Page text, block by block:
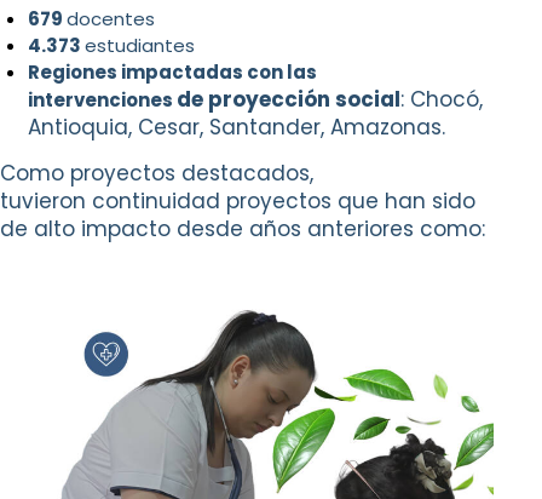
679docentes
4.373estudiantes
Regiones impactadas con las
intervenciones de proyección social: Chocó,
Antioquia, Cesar, Santander, Amazonas.
Como proyectos destacados,
tuvieron continuidad proyectos que han sido
de alto impacto desde años anteriores como: